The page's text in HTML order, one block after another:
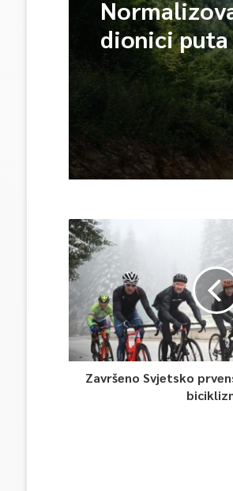
dionici puta
mjesta
Završeno Svjetsko